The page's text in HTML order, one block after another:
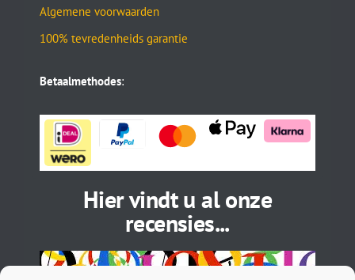
Algemene voorwaarden
100% tevredenheids garantie
Betaalmethodes:
Hier vindt u al onze
recensies...